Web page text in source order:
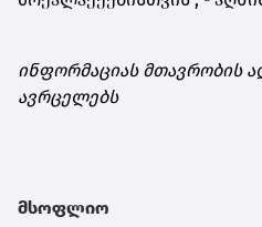
ინფორმაციას მთავრობის
ავრცელებს
მსოფლიო